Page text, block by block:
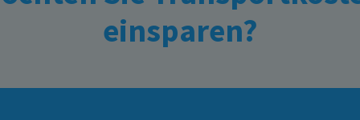
einsparen?